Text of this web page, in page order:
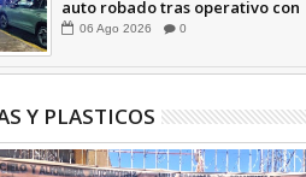
auto robado tras operativo con
Tecámac +Video | INFORMATIVA
06 Ago 2026 0
Y PLASTICOS